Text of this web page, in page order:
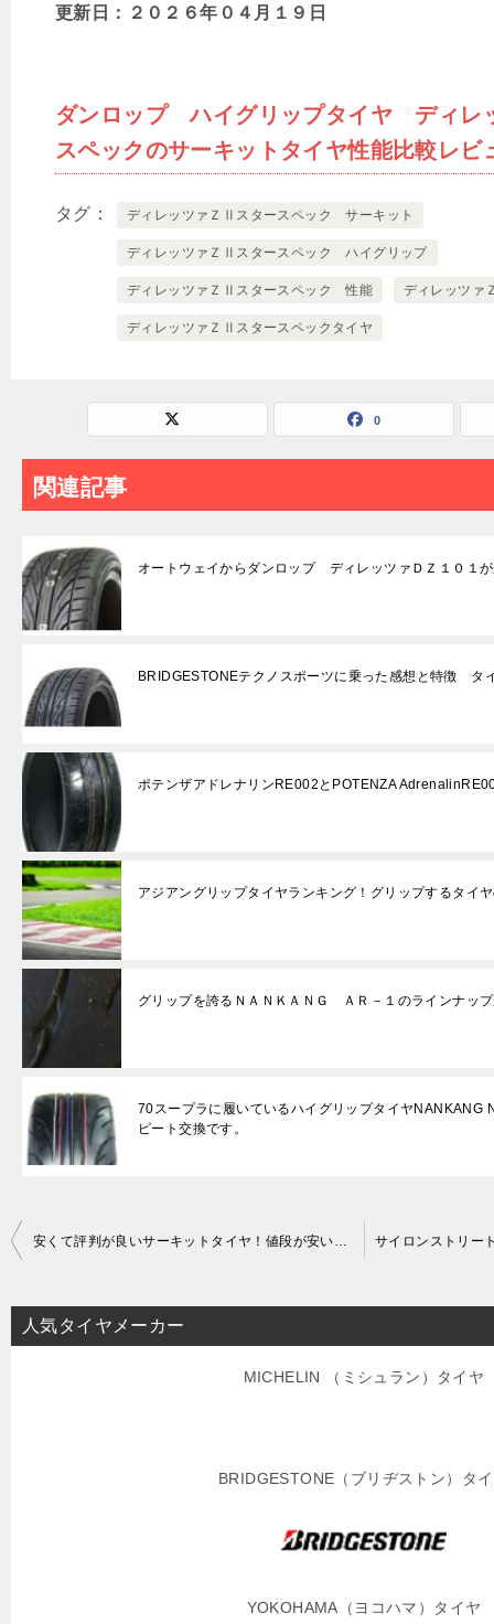
更新日：２０２６年０４ 月１９ 日
ダンロップ ハイグリップタイヤ ディレ
スペックのサーキットタイヤ性能比較レビ
タグ ディレッツァＺⅡスタースペック サーキット
ディレッツァＺⅡスタースペック ハイグリップ
ディレッツァＺⅡスタースペック 性能 ディレッツ
ディレッツァＺⅡスタースペックタイヤ
0
関連記事
オートウェイからダンロップ ディレッツァＤＺ１０１
BRIDGESTONEテクノスポーツに乗った感想と特徴 タ
ポテンザアドレナリンRE002とPOTENZA
アジアングリップタイヤランキング！グリップするタイ
グリップを誇るＮＡＮＫＡＮＧ ＡＲ－１のラインナッ
70スープラに履いているハイグリップタイヤNANKANG
ピート交換です。
投
ナ
ビ
人気タイヤメーカー
MICHELIN （ミシュラン）タイヤ
BRIDGESTONE（ブリヂストン）タ
YOKOHAMA（ヨコハマ）タイヤ